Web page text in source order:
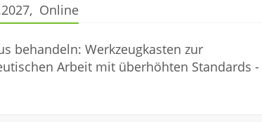
Online
behandeln: Werkzeugkasten zur
Arbeit mit überhöhten Standards -